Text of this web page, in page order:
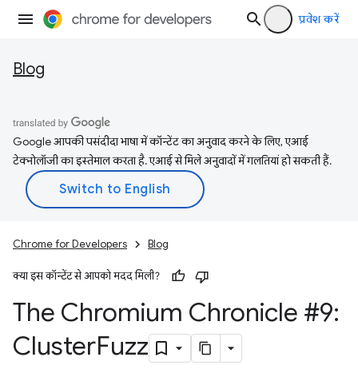
प्रवेश करें
Blog
Google आपकी पसंदीदा भाषा में कॉन्टेंट का अनुवाद करने के लिए, एआई
टेक्नोलॉजी का इस्तेमाल करता है. एआई से मिले अनुवादों में गलतियां हो सकती हैं.
Chrome for Developers Blog
क्या इस कॉन्टेंट से आपको मदद मिली?
The Chromium Chronicle #9:
ClusterFuzz